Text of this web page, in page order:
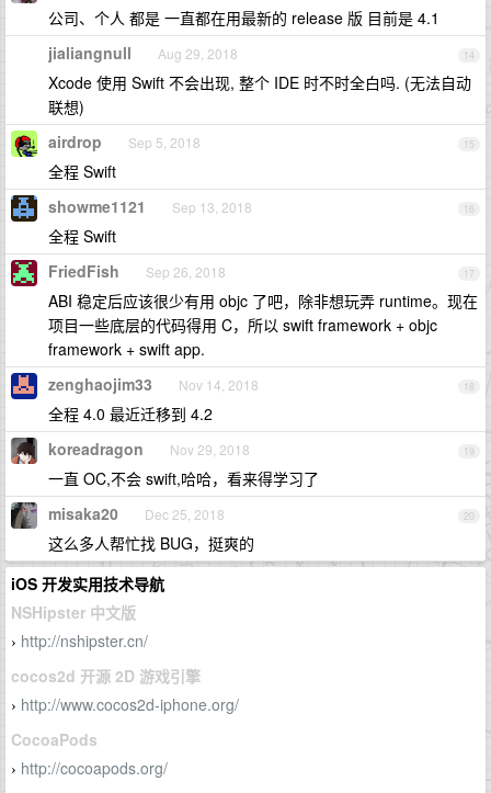
公司、个人 都是 一直都在用最新的 release 版 目前是 4.1
14
jialiangnull Aug 29, 2018
Xcode 使用 Swift 不会出现, 整个 IDE 时不时全白吗. (无法自动
联想)
15
airdrop Sep 5, 2018
全程 Swift
16
showme1121 Sep 13, 2018
全程 Swift
17
FriedFish Sep 26, 2018
ABI 稳定后应该很少有用 objc 了吧，除非想玩弄 runtime。现在
项目一些底层的代码得用 C，所以 swift framework + objc
framework + swift app.
18
zenghaojim33 Nov 14, 2018
全程 4.0 最近迁移到 4.2
19
koreadragon Nov 29, 2018
一直 OC,不会 swift,哈哈，看来得学习了
20
misaka20 Dec 25, 2018
这么多人帮忙找 BUG，挺爽的
iOS 开发实用技术导航
NSHipster 中文版
› http://nshipster.cn/
cocos2d 开源 2D 游戏引擎
› http://www.cocos2d-iphone.org/
CocoaPods
› http://cocoapods.org/